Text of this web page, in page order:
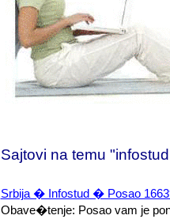
Sajtovi na temu
Srbija � Infostud � Posao
Obave�tenje: Posao vam je